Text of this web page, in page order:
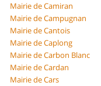
Mairie de Camiran
Mairie de Campugnan
Mairie de Cantois
Mairie de Caplong
Mairie de Carbon Blanc
Mairie de Cardan
Mairie de Cars